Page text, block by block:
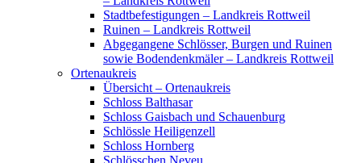
Stadtbefestigungen – Landkreis Rottweil
Ruinen – Landkreis Rottweil
Abgegangene Schlösser, Burgen und Ruinen
sowie Bodendenkmäler – Landkreis Rottweil
Ortenaukreis
Übersicht – Ortenaukreis
Schloss Balthasar
Schloss Gaisbach und Schauenburg
Schlössle Heiligenzell
Schloss Hornberg
Schlösschen Neveu